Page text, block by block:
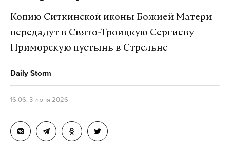
Копию Ситкинской иконы Божией Матери
передадут в Свято-Троицкую Сергиеву
Приморскую пустынь в Стрельне
Daily Storm
16:06, 3 июня 2026